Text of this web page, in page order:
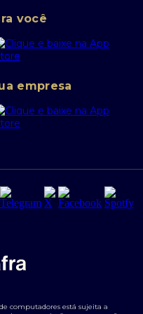
Banco Safra
você
empresa
computadores está sujeita a